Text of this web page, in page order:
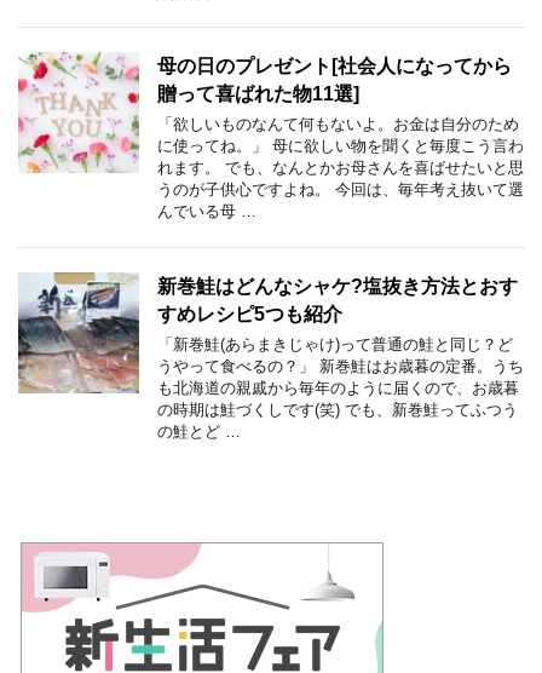
母の日のプレゼント[社会人になってから
贈って喜ばれた物11選]
「欲しいものなんて何もないよ。お金は自分のため
に使ってね。」 母に欲しい物を聞くと毎度こう言わ
れます。 でも、なんとかお母さんを喜ばせたいと思
うのが子供心ですよね。 今回は、毎年考え抜いて選
んでいる母 …
新巻鮭はどんなシャケ?塩抜き方法とおす
すめレシピ5つも紹介
「新巻鮭(あらまきじゃけ)って普通の鮭と同じ？ど
うやって食べるの？」 新巻鮭はお歳暮の定番。うち
も北海道の親戚から毎年のように届くので、お歳暮
の時期は鮭づくしです(笑) でも、新巻鮭ってふつう
の鮭とど …